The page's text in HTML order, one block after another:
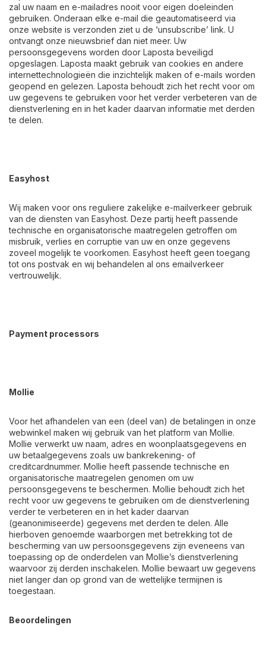
zal uw naam en e-mailadres nooit voor eigen doeleinden
gebruiken. Onderaan elke e-mail die geautomatiseerd via
onze website is verzonden ziet u de ‘unsubscribe’ link. U
ontvangt onze nieuwsbrief dan niet meer. Uw
persoonsgegevens worden door Laposta beveiligd
opgeslagen. Laposta maakt gebruik van cookies en andere
internettechnologieën die inzichtelijk maken of e-mails worden
geopend en gelezen. Laposta behoudt zich het recht voor om
uw gegevens te gebruiken voor het verder verbeteren van de
dienstverlening en in het kader daarvan informatie met derden
te delen.
Easyhost
Wij maken voor ons reguliere zakelijke e-mailverkeer gebruik
van de diensten van Easyhost. Deze partij heeft passende
technische en organisatorische maatregelen getroffen om
misbruik, verlies en corruptie van uw en onze gegevens
zoveel mogelijk te voorkomen. Easyhost heeft geen toegang
tot ons postvak en wij behandelen al ons emailverkeer
vertrouwelijk.
Payment processors
Mollie
Voor het afhandelen van een (deel van) de betalingen in onze
webwinkel maken wij gebruik van het platform van Mollie.
Mollie verwerkt uw naam, adres en woonplaatsgegevens en
uw betaalgegevens zoals uw bankrekening- of
creditcardnummer. Mollie heeft passende technische en
organisatorische maatregelen genomen om uw
persoonsgegevens te beschermen. Mollie behoudt zich het
recht voor uw gegevens te gebruiken om de dienstverlening
verder te verbeteren en in het kader daarvan
(geanonimiseerde) gegevens met derden te delen. Alle
hierboven genoemde waarborgen met betrekking tot de
bescherming van uw persoonsgegevens zijn eveneens van
toepassing op de onderdelen van Mollie’s dienstverlening
waarvoor zij derden inschakelen. Mollie bewaart uw gegevens
niet langer dan op grond van de wettelijke termijnen is
toegestaan.
Beoordelingen